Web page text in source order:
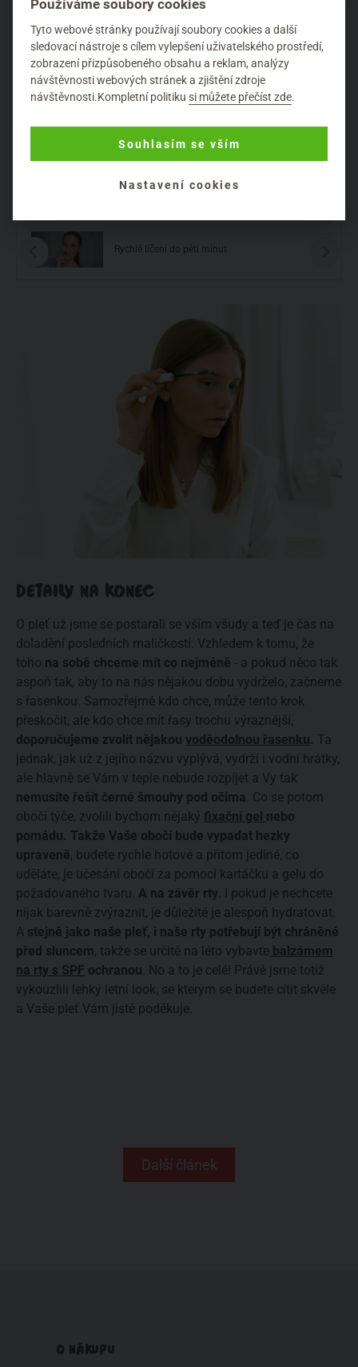
nebo zkrátka chce podpořit bronz ve tváři, může sáhnout
po bronzeru a lehce vytvořit opálenější efekt. V takovém
případě lehce aplikujtebronzer na místa, kam slunce
přirozeně dopadá – což je čelo, nos a lícní kosti. No a pro
svěží vzhled nanestejemnou růžovou nebo broskvovou
tvářenku na jablíčka tváří. Celé to jen zafixujeme
transparentním pudrem, zejména oblast T-zóny,
případně speciálním fixačním sprejem,
hotový!
Rychlé líčení do pěti minut
DETAILY NA KONEC
O pleť už jsme se postarali se vším všudy a teď je čas na
doladění posledních maličkostí. Vzhledem k tomu, že
toho na sobě chceme mít co nejméně - a pokud něco tak
aspoň tak, aby to na nás nějakou dobu vydrželo, začneme
s řasenkou. Samozřejmě kdo chce, může tento krok
přeskočit, ale kdo chce mít řasy trochu výraznější,
doporučujeme zvolit nějakou voděodolnou řasenku. Ta
jednak, jak už z jejího názvu vyplývá, vydrží i vodní hrátky,
ale hlavně se Vám v teple nebude rozpíjet a Vy tak
nemusíte řešit černé šmouhy pod očima . Co se potom
obočí týče, zvolili bychom nějaký fixační gel nebo
pomádu. Takže Vaše obočí bude vypadat hezky
upraveně, budete rychle hotové a přitom jediné, co
uděláte, je učesání obočí za pomoci kartáčku a gelu do
požadovaného tvaru. A na závěr rty . I pokud je nechcete
nijak barevně zvýraznit, je důležité je alespoň hydratovat.
A stejně jako naše pleť, i naše rty potřebují být chráněné
před sluncem, takže se určitě na léto vybavte balzámem
na rty s SPF ochranou . No a to je celé! Právě jsme totiž
vykouzlili lehký letní look, se kterým se budete cítit skvěle
a Vaše pleť Vám jistě poděkuje.
Další článek
O NÁKUPU
Používáme soubory cookies
Tyto webové stránky používají soubory cookies a další
sledovací nástroje s cílem vylepšení uživatelského prostředí,
zobrazení přizpůsobeného obsahu a reklam, analýzy
návštěvnosti webových stránek a zjištění zdroje
návštěvnosti.Kompletní politikusi můžete přečíst zde.
Souhlasím se vším
Nastavení cookies